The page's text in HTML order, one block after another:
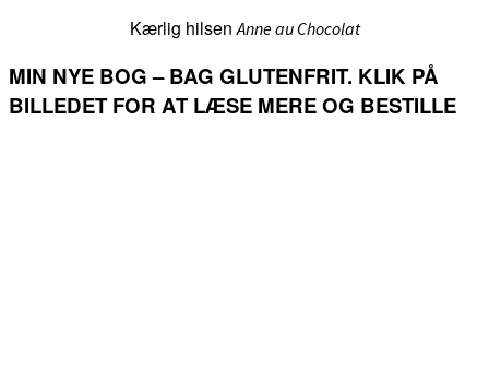
Kærlig hilsenAnne au Chocolat
MIN NYE BOG – BAG GLUTENFRIT. KLIK PÅ
BILLEDET FOR AT LÆSE MERE OG BESTILLE